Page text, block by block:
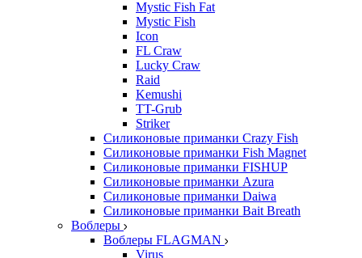
Mystic Fish Fat
Mystic Fish
Icon
FL Craw
Lucky Craw
Raid
Kemushi
TT-Grub
Striker
Силиконовые приманки Crazy Fish
Силиконовые приманки Fish Magnet
Силиконовые приманки FISHUP
Силиконовые приманки Azura
Силиконовые приманки Daiwa
Силиконовые приманки Bait Breath
Воблеры
Воблеры FLAGMAN
Virus